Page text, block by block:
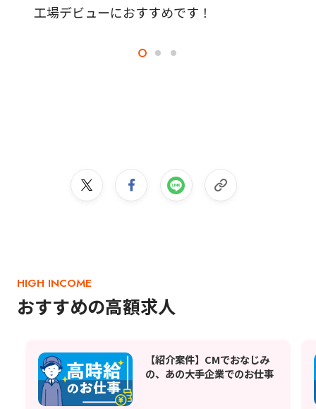
工場デビューにおすすめです！
HIGH INCOME
おすすめの高額求人
【紹介案件】CMでおなじみ
の、あの大手企業でのお仕事